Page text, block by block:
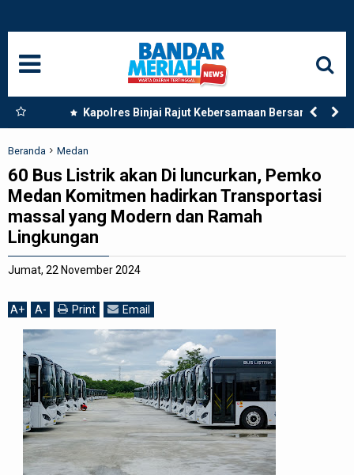
Kapolres Binjai Rajut Kebersamaan Bersama
Komunitas Ojek Online Kota Binjai
Beranda Medan
60 Bus Listrik akan Di luncurkan, Pemko
Medan Komitmen hadirkan Transportasi
massal yang Modern dan Ramah
Lingkungan
Jumat, 22 November 2024
A+ A- Print Email
NASIONAL
SUMUT
LANGKAT
ACEH
BISNIS
ADVETORIAL
REDAKSI